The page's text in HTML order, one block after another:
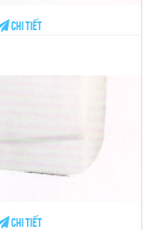
Chi tiết
Chi tiết